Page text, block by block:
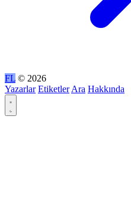
FL © 2026
Yazarlar Etiketler Ara Hakkında